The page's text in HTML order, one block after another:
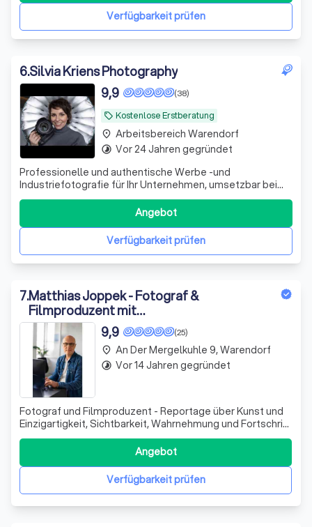
Verfügbarkeit prüfen
6.Silvia Kriens Photography
local_offer Kostenlose Erstberatung
(38)
9,9
Professionelle und authentische Werbe -und
Industriefotografie für Ihr Unternehmen, umsetzbar bei
Ihnen vor Ort oder im eigenem Fotostudio im Ruhrgebiet.
Verfügbarkeit prüfen
Angebot
place Arbeitsbereich Warendorf
timelapse Vor 24 Jahren gegründet
7.Matthias Joppek - Fotograf &
Filmproduzent mit
Managementerfahrung im
Gesundheitswesen, Reportage, Münster
& OWL
(25)
9,9
Fotograf und Filmproduzent - Reportage über Kunst und
Einzigartigkeit, Sichtbarkeit, Wahrnehmung und Fortschritt
im Gesundheitswesen, persönliche Weiterentwicklung.
Verfügbarkeit prüfen
Angebot
place An Der Mergelkuhle 9, Warendorf
timelapse Vor 14 Jahren gegründet